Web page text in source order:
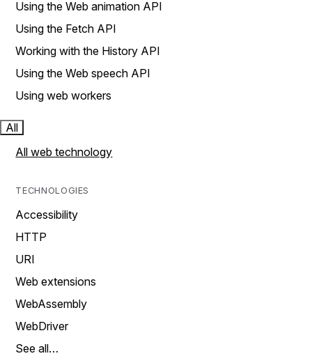
Using the Web animation API
Using the Fetch API
Working with the History API
Using the Web speech API
Using web workers
All
All web technology
TECHNOLOGIES
Accessibility
HTTP
URI
Web extensions
WebAssembly
WebDriver
See all…